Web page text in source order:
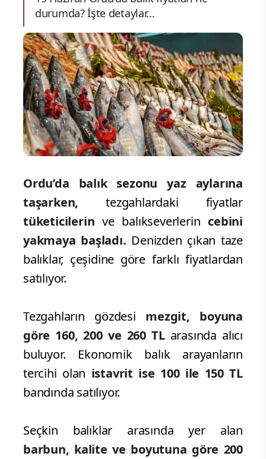
durumda? İşte detaylar...
Ordu’da balık sezonu yaz aylarına
taşarken,tezgahlardaki fiyatlar
tüketicilerinve balıkseverlerin cebini
yakmaya başladı. Denizden çıkan taze
balıklar, çeşidine göre farklı fiyatlardan
satılıyor.
Tezgahların gözdesi mezgit, boyuna
göre 160, 200 ve 260 TLarasında alıcı
buluyor. Ekonomik balık arayanların
tercihi olan istavrit ise 100 ile 150 TL
bandında satılıyor.
Seçkin balıklar arasında yer alan
barbun, kalite ve boyutuna göre 200